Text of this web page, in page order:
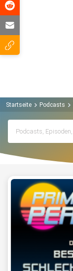
Startseite Podcasts